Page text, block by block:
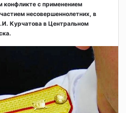
конфликте с применением
несовершеннолетних, в
Курчатова в Центральном